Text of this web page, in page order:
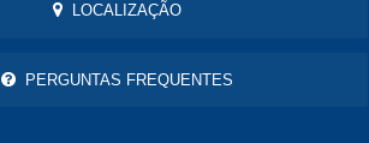
LOCALIZAÇÃO
PERGUNTAS FREQUENTES